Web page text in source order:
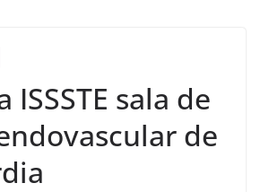
ISSSTE sala de
de